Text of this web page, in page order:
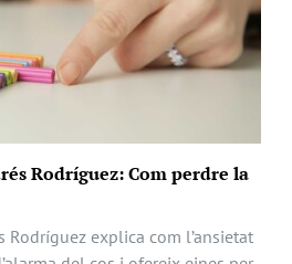
Rodríguez: Com perdre la
Rodríguez explica com l’ansietat